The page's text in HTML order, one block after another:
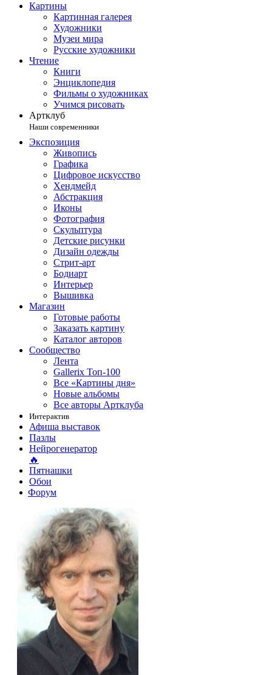
Картины
Картинная галерея
Художники
Музеи мира
Русские художники
Чтение
Книги
Энциклопедия
Фильмы о художниках
Учимся рисовать
Артклуб
Наши современники
Экспозиция
Живопись
Графика
Цифровое искусство
Хендмейд
Абстракция
Иконы
Фотография
Скульптура
Детские рисунки
Дизайн одежды
Стрит-арт
Бодиарт
Интерьер
Вышивка
Магазин
Готовые работы
Заказать картину
Каталог авторов
Сообщество
Лента
Gallerix Топ-100
Все «Картины дня»
Новые альбомы
Все авторы Артклуба
Интерактив
Афиша выставок
Пазлы
Нейрогенератор
🔥
Пятнашки
Обои
Форум